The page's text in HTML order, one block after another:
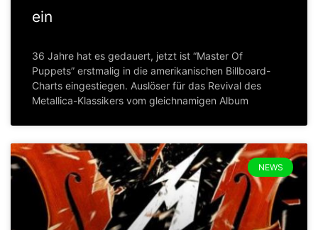
ein
36 Jahre hat es gedauert, jetzt ist “Master Of
Puppets” erstmalig in die amerikanischen Billboard-
Charts eingestiegen. Auslöser für das Revival des
Metallica-Klassikers vom gleichnamigen Album
NEWS